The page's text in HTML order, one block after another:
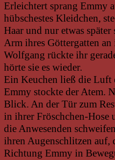
Erleichtert sprang Emmy
hübschestes Kleidchen,
Haar und nur etwas
Arm ihres Göttergatten
Wolfgang rückte ihr
hörte sie es wieder.
Ein Keuchen ließ die Luft
Emmy stockte der Atem.
Blick. An der Tür zum
in ihrer Fröschchen-Hose
die Anwesenden
ihren Augenschlitzen auf,
Richtung Emmy in